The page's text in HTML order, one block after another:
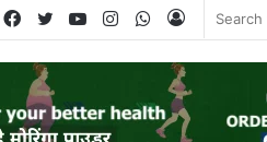
Log
WhatsApp
Instagram
YouTube
Twitter
Facebook